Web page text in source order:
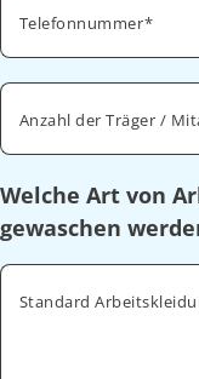
Telefonnummer
Anzahl der Träger /
Welche Art von
gewaschen